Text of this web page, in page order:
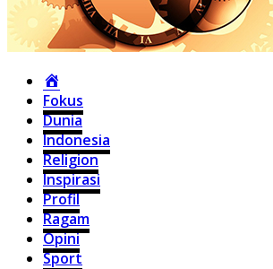
Fokus
Dunia
Indonesia
Religion
Inspirasi
Profil
Ragam
Opini
Sport